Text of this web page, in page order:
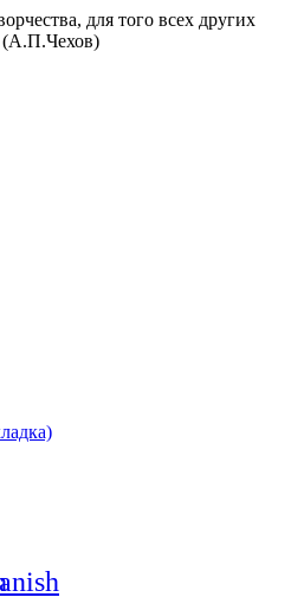
для того всех других
(А.П.Чехов)